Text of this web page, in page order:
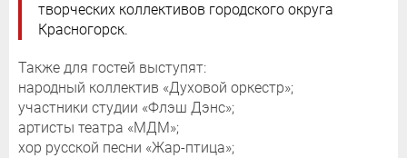
творческих коллективов городского округа
Красногорск.
Также для гостей выступят:
народный коллектив «Духовой оркестр»;
участники студии «Флэш Дэнс»;
артисты театра «МДМ»;
хор русской песни «Жар-птица»;